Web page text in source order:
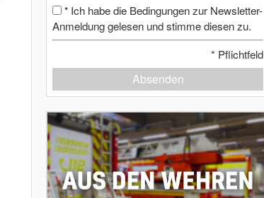
* Ich habe die Bedingungen zur Newsletter-
Anmeldung gelesen und stimme diesen zu.
* Pflichtfeld
Absenden